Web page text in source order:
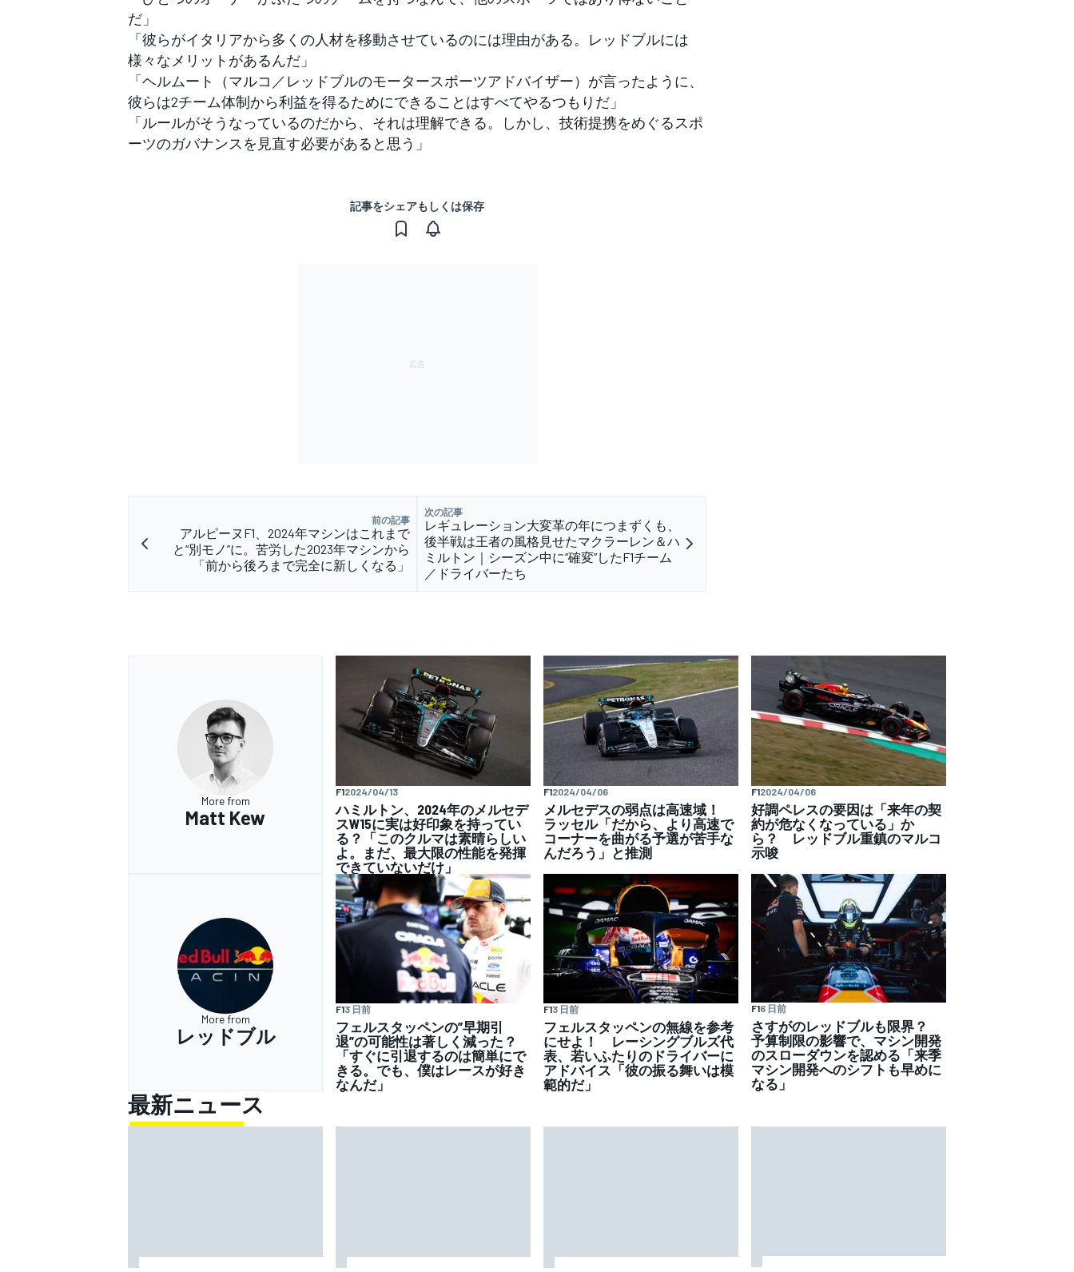
だ」
「彼らがイタリアから多くの人材を移動させているのには理由がある。レッドブルには
様々なメリットがあるんだ」
「ヘルムート（マルコ／レッドブルのモータースポーツアドバイザー）が言ったように、
彼らは2チーム体制から利益を得るためにできることはすべてやるつもりだ」
「ルールがそうなっているのだから、それは理解できる。しかし、技術提携をめぐるスポ
ーツのガバナンスを見直す必要があると思う」
記事をシェアもしくは保存
前の記事
アルピーヌF1、2024年マシンはこれまで
と“別モノ”に。苦労した2023年マシンから
「前から後ろまで完全に新しくなる」
次の記事
レギュレーション大変革の年につまずくも、
後半戦は王者の風格見せたマクラーレン＆ハ
ミルトン｜シーズン中に“確変”したF1チーム
／ドライバーたち
More from
Matt Kew
F12024/04/13
ハミルトン、2024年のメルセデ
スW15に実は好印象を持ってい
る？「このクルマは素晴らしい
よ。まだ、最大限の性能を発揮
できていないだけ」
F12024/04/06
メルセデスの弱点は高速域！
ラッセル「だから、より高速で
コーナーを曲がる予選が苦手な
んだろう」と推測
F12024/04/06
好調ペレスの要因は「来年の契
約が危なくなっている」か
ら？ レッドブル重鎮のマルコ
示唆
More from
レッドブル
F13 日前
フェルスタッペンの”早期引
退”の可能性は著しく減った？
「すぐに引退するのは簡単にで
きる。でも、僕はレースが好き
なんだ」
F13 日前
フェルスタッペンの無線を参考
にせよ！ レーシングブルズ代
表、若いふたりのドライバーに
アドバイス「彼の振る舞いは模
範的だ」
F16 日前
さすがのレッドブルも限界？
予算制限の影響で、マシン開発
のスローダウンを認める「来季
マシン開発へのシフトも早めに
なる」
最新ニュース